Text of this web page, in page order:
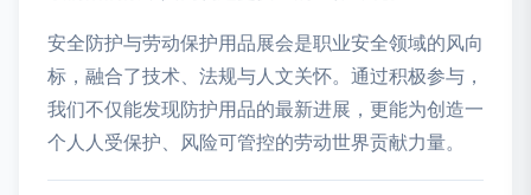
安全防护与劳动保护用品展会是职业安全领域的风向
标，融合了技术、法规与人文关怀。通过积极参与，
我们不仅能发现防护用品的最新进展，更能为创造一
个人人受保护、风险可管控的劳动世界贡献力量。